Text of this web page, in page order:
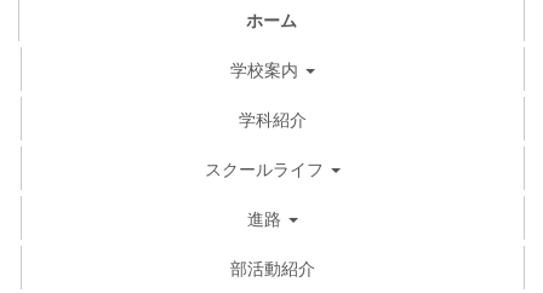
ホーム
学校案内
学科紹介
スクールライフ
進路
部活動紹介